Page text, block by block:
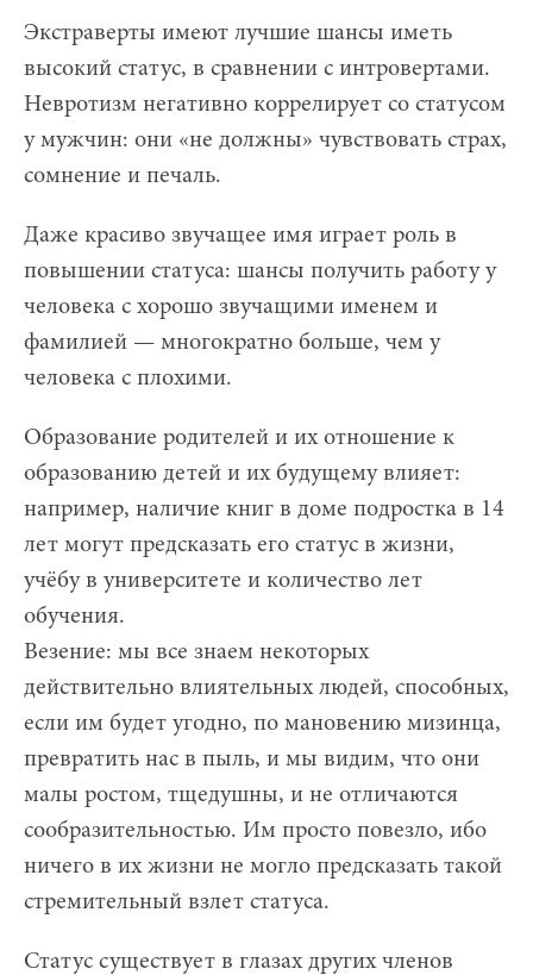
Экстраверты имеют лучшие шансы иметь
высокий статус, в сравнении с интровертами.
Невротизм негативно коррелирует со статусом
у мужчин: они «не должны» чувствовать страх,
сомнение и печаль.
Даже красиво звучащее имя играет роль в
повышении статуса: шансы получить работу у
человека с хорошо звучащими именем и
фамилией — многократно больше, чем у
человека с плохими.
Образование родителей и их отношение к
образованию детей и их будущему влияет:
например, наличие книг в доме подростка в 14
лет могут предсказать его статус в жизни,
учёбу в университете и количество лет
обучения.
Везение: мы все знаем некоторых
действительно влиятельных людей, способных,
если им будет угодно, по мановению мизинца,
превратить нас в пыль, и мы видим, что они
малы ростом, тщедушны, и не отличаются
сообразительностью. Им просто повезло, ибо
ничего в их жизни не могло предсказать такой
стремительный взлет статуса.
Статус существует в глазах других членов